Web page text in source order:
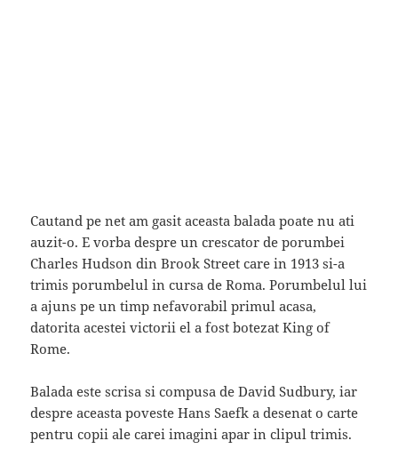
Cautand pe net am gasit aceasta balada poate nu ati
auzit-o. E vorba despre un crescator de porumbei
Charles Hudson din Brook Street care in 1913 si-a
trimis porumbelul in cursa de Roma. Porumbelul lui
a ajuns pe un timp nefavorabil primul acasa,
datorita acestei victorii el a fost botezat King of
Rome.
Balada este scrisa si compusa de David Sudbury, iar
despre aceasta poveste Hans Saefk a desenat o carte
pentru copii ale carei imagini apar in clipul trimis.